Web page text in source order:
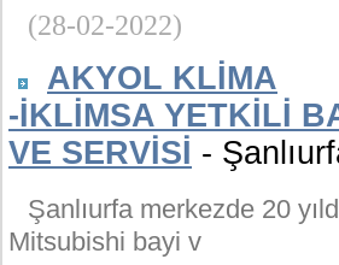
(28-02-2022)
AKYOL KLİMA
-İKLİMSA YETKİLİ
VE SERVİSİ -
Şanlıurfa merkezde 20
Mitsubishi bayi v